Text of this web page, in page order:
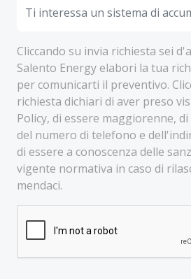
Cliccando su invia richiesta sei
Salento Energy elabori la tua
per comunicarti il preventivo.
richiesta dichiari di aver preso
Policy, di essere maggiorenne,
del numero di telefono e
di essere a conoscenza delle
vigente normativa in caso di
mendaci.